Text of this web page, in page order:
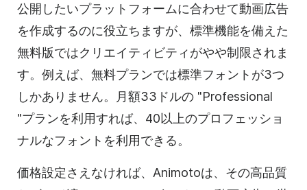
公開したいプラットフォームに合わせて動画広告
を作成するのに役立ちますが、標準機能を備えた
無料版ではクリエイティビティがやや制限されま
す。例えば、無料プランでは標準フォントが3つ
しかありません。月額33ドルの "Professional
"プランを利用すれば、40以上のプロフェッショ
ナルなフォントを利用できる。
価格設定さえなければ、Animotoは、その高品質